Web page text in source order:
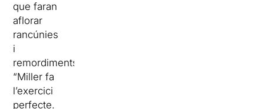
que faran
aflorar
rancúnies
i
remordiments.
“Miller fa
l’exercici
perfecte.